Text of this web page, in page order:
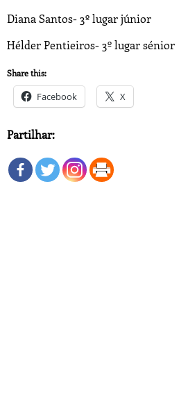
Diana Santos- 3º lugar júnior
Hélder Pentieiros- 3º lugar sénior
Share this:
Facebook X
Partilhar: